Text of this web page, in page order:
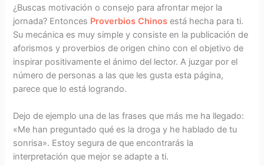
¿Buscas motivación o consejo para afrontar mejor la
jornada? Entonces Proverbios Chinos está hecha para ti.
Su mecánica es muy simple y consiste en la publicación de
aforismos y proverbios de origen chino con el objetivo de
inspirar positivamente el ánimo del lector. A juzgar por el
número de personas a las que les gusta esta página,
parece que lo está logrando.
Dejo de ejemplo una de las frases que más me ha llegado:
«Me han preguntado qué es la droga y he hablado de tu
sonrisa». Estoy segura de que encontrarás la
interpretación que mejor se adapte a ti.